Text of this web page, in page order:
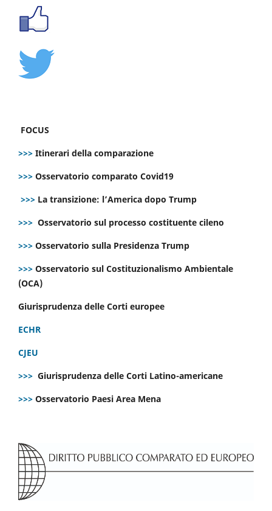
FOCUS
>>> Itinerari della comparazione
>>> Osservatorio comparato Covid19
>>> La transizione: l’America dopo Trump
>>> Osservatorio sul processo costituente cileno
>>> Osservatorio sulla Presidenza Trump
>>> Osservatorio sul Costituzionalismo Ambientale
(OCA)
Giurisprudenza delle Corti europee
ECHR
CJEU
>>> Giurisprudenza delle Corti Latino-americane
>>> Osservatorio Paesi Area Mena